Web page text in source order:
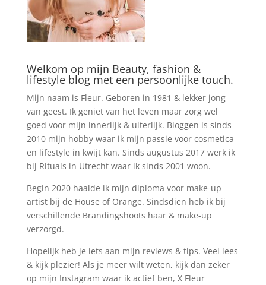
Welkom op mijn Beauty, fashion &
lifestyle blog met een persoonlijke touch.
Mijn naam is Fleur. Geboren in 1981 & lekker jong
van geest. Ik geniet van het leven maar zorg wel
goed voor mijn innerlijk & uiterlijk. Bloggen is sinds
2010 mijn hobby waar ik mijn passie voor cosmetica
en lifestyle in kwijt kan. Sinds augustus 2017 werk ik
bij Rituals in Utrecht waar ik sinds 2001 woon.
Begin 2020 haalde ik mijn diploma voor make-up
artist bij de House of Orange. Sindsdien heb ik bij
verschillende Brandingshoots haar & make-up
verzorgd.
Hopelijk heb je iets aan mijn reviews & tips. Veel lees
& kijk plezier! Als je meer wilt weten, kijk dan zeker
op mijn Instagram waar ik actief ben, X Fleur